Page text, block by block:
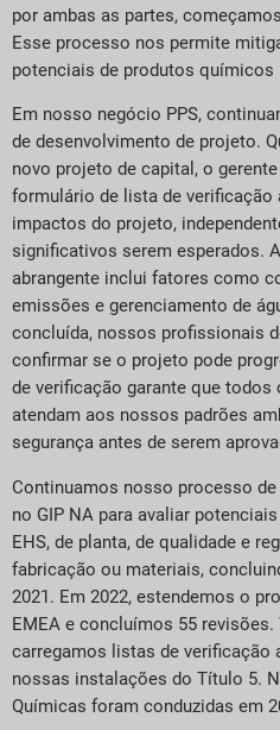
por ambas as partes,
Esse processo nos permite
potenciais de produtos
Em nosso negócio PPS,
de desenvolvimento de projeto.
novo projeto de capital, o
formulário de lista de verificação
impactos do projeto,
significativos serem esperados.
abrangente inclui fatores como
emissões e gerenciamento de
concluída, nossos profissionais
confirmar se o projeto pode
de verificação garante que
atendam aos nossos padrões
segurança antes de serem
Continuamos nosso processo
no GIP NA para avaliar
EHS, de planta, de qualidade e
fabricação ou materiais,
2021. Em 2022, estendemos o
EMEA e concluímos 55
carregamos listas de verificação
nossas instalações do Título 5.
Químicas foram conduzidas em